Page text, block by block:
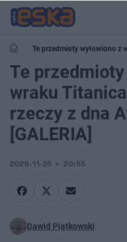
Te przedmioty wyłowiono z
Atlantyku [GALERIA]
Te przedmioty
wraku
rzeczy z dna
[GALERIA]
2025-11-25 20:55
Dawid Piątkowski